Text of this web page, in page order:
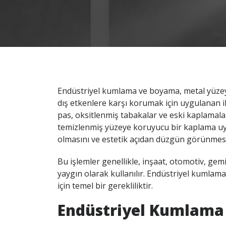
Endüstriyel kumlama ve boyama, metal
dış etkenlere karşı korumak için
pas, oksitlenmiş tabakalar ve eski
temizlenmiş yüzeye koruyucu bir kaplama
olmasını ve estetik açıdan düzgün
Bu işlemler genellikle, inşaat, otomotiv,
yaygın olarak kullanılır. Endüstriyel
için temel bir gerekliliktir.
Endüstriyel